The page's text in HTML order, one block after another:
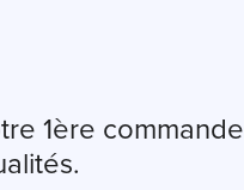
1ère commande